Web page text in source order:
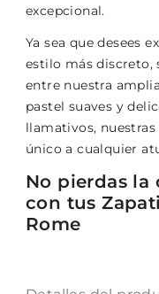
excepcional.
Ya sea que desees
estilo más discreto,
entre nuestra
pastel suaves y
llamativos,
único a cualquier
No pierdas
con tus
Rome